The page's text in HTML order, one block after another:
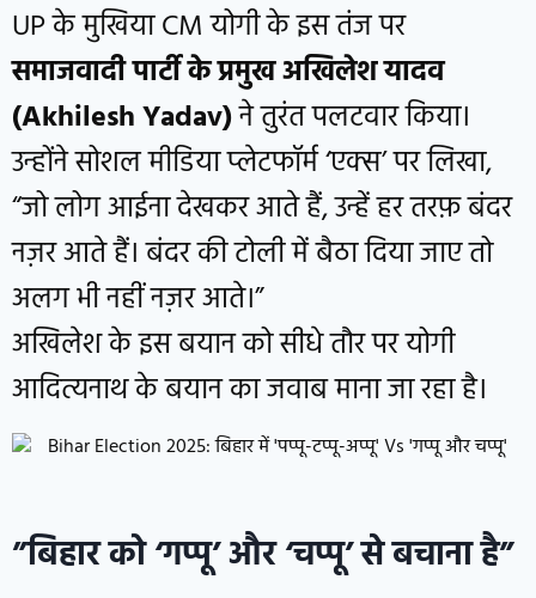
UP के मुखिया CM योगी के इस तंज पर
समाजवादी पार्टी के प्रमुख अखिलेश यादव
(Akhilesh Yadav)ने तुरंत पलटवार किया।
उन्होंने सोशल मीडिया प्लेटफॉर्म ‘एक्स’ पर लिखा,
“जो लोग आईना देखकर आते हैं, उन्हें हर तरफ़ बंदर
नज़र आते हैं। बंदर की टोली में बैठा दिया जाए तो
अलग भी नहीं नज़र आते।”
अखिलेश के इस बयान को सीधे तौर पर योगी
आदित्यनाथ के बयान का जवाब माना जा रहा है।
”बिहार को‘गप्पू’ और ‘चप्पू’से बचाना है”